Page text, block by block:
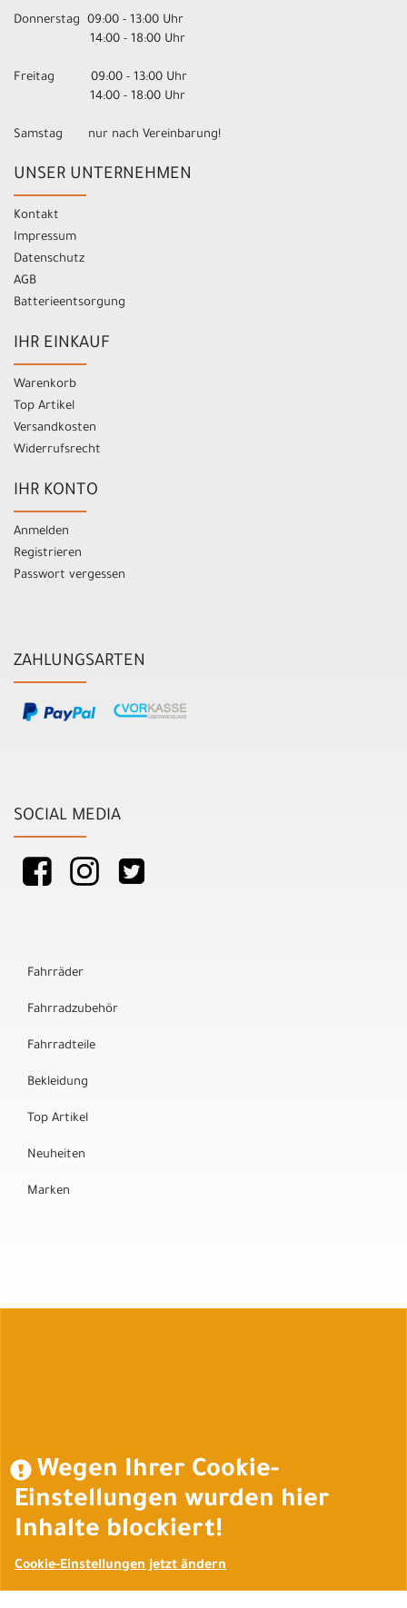
Donnerstag 09:00 - 13:00 Uhr
14:00 - 18:00 Uhr
Freitag 09:00 - 13:00 Uhr
14:00 - 18:00 Uhr
Samstag nur nach Vereinbarung!
UNSER UNTERNEHMEN
Kontakt
Impressum
Datenschutz
AGB
Batterieentsorgung
IHR EINKAUF
Warenkorb
Top Artikel
Versandkosten
Widerrufsrecht
IHR KONTO
Anmelden
Registrieren
Passwort vergessen
ZAHLUNGSARTEN
SOCIAL MEDIA
Fahrräder
Fahrradzubehör
Fahrradteile
Bekleidung
Top Artikel
Neuheiten
Marken
Wegen Ihrer Cookie-
Einstellungen wurden hier
Inhalte blockiert!
Cookie-Einstellungen jetzt ändern